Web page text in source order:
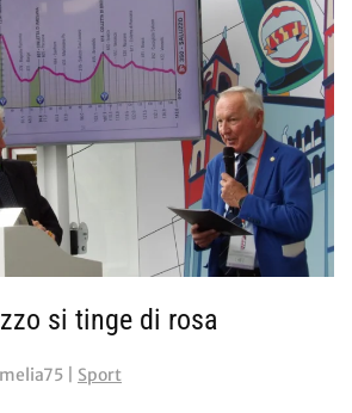
si tinge di rosa
| Sport